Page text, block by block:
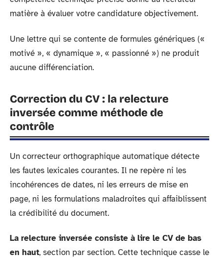
matière à évaluer votre candidature objectivement.
Une lettre qui se contente de formules génériques («
motivé », « dynamique », « passionné ») ne produit
aucune différenciation.
Correction du CV : la relecture
inversée comme méthode de
contrôle
Un correcteur orthographique automatique détecte
les fautes lexicales courantes. Il ne repère ni les
incohérences de dates, ni les erreurs de mise en
page, ni les formulations maladroites qui affaiblissent
la crédibilité du document.
La relecture inversée consiste à lire le CV de bas
en haut, section par section. Cette technique casse le